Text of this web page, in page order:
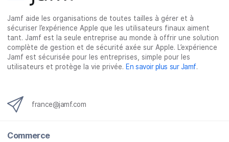
r
F
a
c
e
r
T
w
i
t
r
L
i
n
k
r
e
-
m
a
Jamf aide les organisations de toutes tailles à gérer et à
sécuriser l’expérience Apple que les utilisateurs finaux aiment
tant. Jamf est la seule entreprise au monde à offrir une solution
complète de gestion et de sécurité axée sur Apple. L’expérience
Jamf est sécurisée pour les entreprises, simple pour les
utilisateurs et protège la vie privée. En savoir plus sur Jamf.
france@jamf.com
Commerce